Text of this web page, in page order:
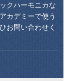
クハーモニカな
カデミーで使う
お問い合わせく